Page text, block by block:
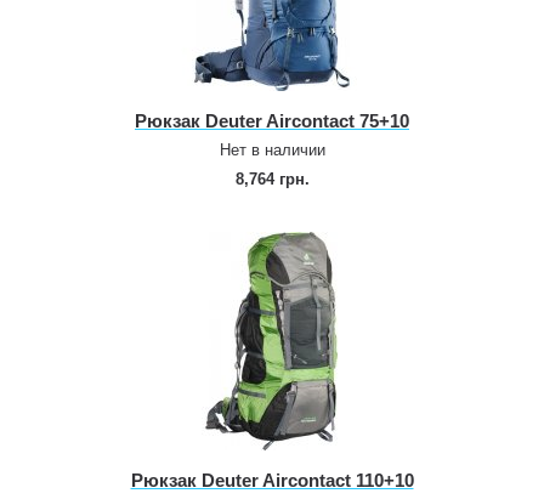
Рюкзак Deuter Aircontact 75+10
Нет в наличии
8,764 грн.
Рюкзак Deuter Aircontact 110+10